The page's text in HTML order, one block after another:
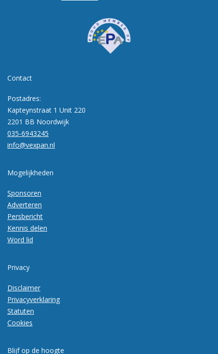
Contact
Postadres:
Kapteynstraat 1 Unit 220
2201 BB Noordwijk
035-6943245
info@vexpan.nl
Mogelijkheden
Sponsoren
Adverteren
Persbericht
Kennis delen
Word lid
Privacy
Disclaimer
Privacyverklaring
Statuten
Cookies
Blijf op de hoogte